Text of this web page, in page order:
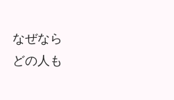
なぜなら
どの人も